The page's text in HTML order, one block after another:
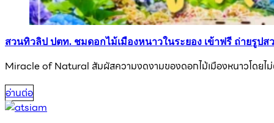
สวนทิวลิป ปตท. ชมดอกไม้เมืองหนาวในระยอง เข้าฟรี ถ่ายรูปส
Miracle of Natural สัมผัสความงดงามของดอกไม้เมืองหนาวโดยไม่
อ่านต่อ